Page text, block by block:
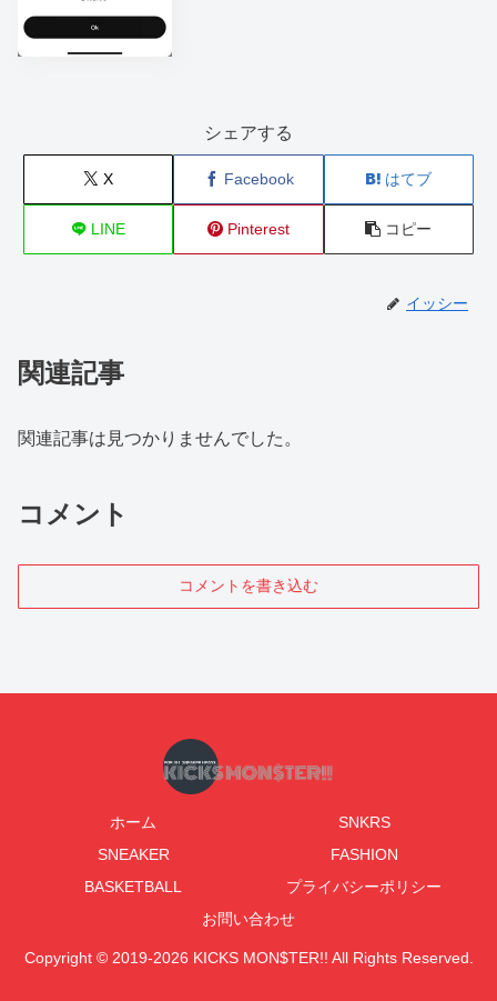
シェアする
X Facebook はてブ
LINE Pinterest コピー
イッシー
関連記事
関連記事は見つかりませんでした。
コメント
コメントを書き込む
ホーム
SNKRS
SNEAKER
FASHION
BASKETBALL
プライバシーポリシー
お問い合わせ
Copyright © 2019-2026 KICKS MON$TER!! All Rights Reserved.